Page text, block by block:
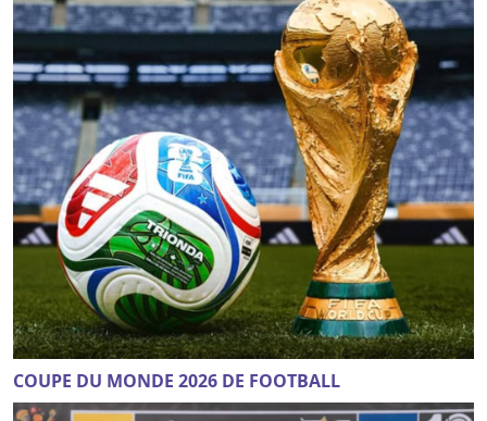
COUPE DU MONDE 2026 DE FOOTBALL